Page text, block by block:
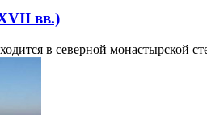
вв.)
в северной монастырской